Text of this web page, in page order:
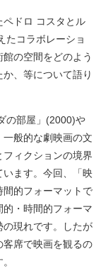
ドロ コスタとル
たコラボレーショ
の空間をどのよう
、等について語り
の部屋」(2000)や
一般的な劇映画の文
ィクションの境界
ます。今回、「映
的フォーマットで
・時間的フォーマ
の現れです。したが
客席で映画を観るの